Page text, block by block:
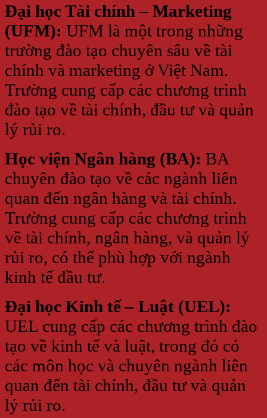
Đại học Tài chính – Marketing
(UFM): UFM là một trong những
trường đào tạo chuyên sâu về tài
chính và marketing ở Việt Nam.
Trường cung cấp các chương trình
đào tạo về tài chính, đầu tư và quản
lý rủi ro.
Học viện Ngân hàng (BA): BA
chuyên đào tạo về các ngành liên
quan đến ngân hàng và tài chính.
Trường cung cấp các chương trình
về tài chính, ngân hàng, và quản lý
rủi ro, có thể phù hợp với ngành
kinh tế đầu tư.
Đại học Kinh tế – Luật (UEL):
UEL cung cấp các chương trình đào
tạo về kinh tế và luật, trong đó có
các môn học và chuyên ngành liên
quan đến tài chính, đầu tư và quản
lý rủi ro.